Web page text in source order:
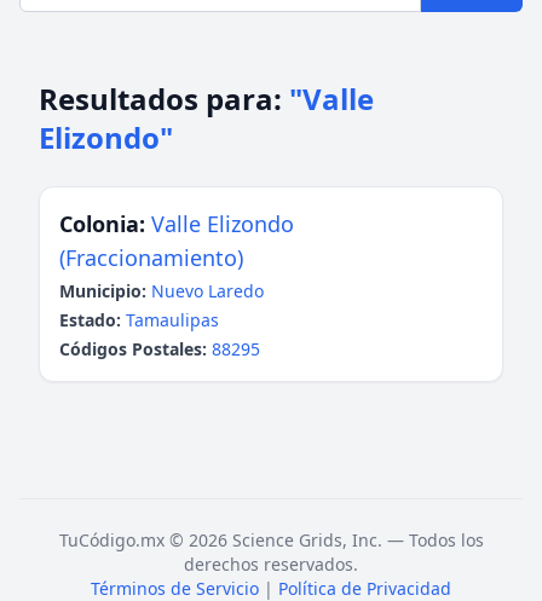
Resultados para: "Valle
Elizondo"
Colonia: Valle Elizondo
(Fraccionamiento)
Municipio: Nuevo Laredo
Estado: Tamaulipas
Códigos Postales: 88295
TuCódigo.mx © 2026 Science Grids, Inc. — Todos los
derechos reservados.
Términos de Servicio | Política de Privacidad